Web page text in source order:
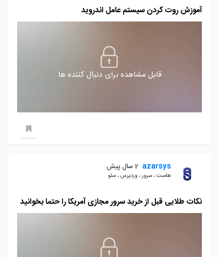
آموزش روت کردن سیستم عامل اندروید
قابل مشاهده برای دنبال کننده ها
azarsys 2 سال پیش
هاست ، سرور ، وردپرس ، سئو
نکات طلایی قبل از خرید سرور مجازی آمریکا را حتما بخوانید